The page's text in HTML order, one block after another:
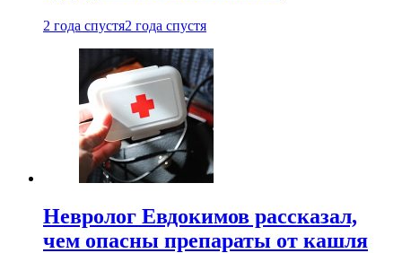
2 года спустя2 года спустя
Невролог Евдокимов рассказал,
чем опасны препараты от кашля